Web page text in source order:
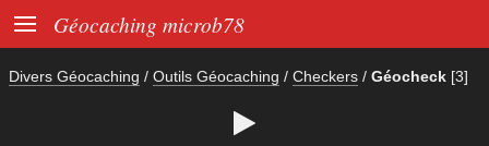
 Géocaching microb78
Divers Géocaching / Outils Géocaching / Checkers / Géocheck [3]
